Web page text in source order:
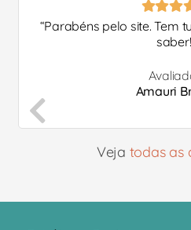
“Parabéns pelo site. Tem
saber!
Amauri
Veja todas as